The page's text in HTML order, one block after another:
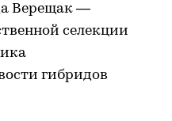
Верещак —
селекции
гибридов